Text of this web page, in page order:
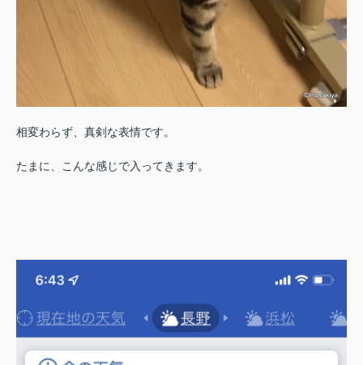
相変わらず、真剣な表情です。
たまに、こんな感じで入ってきます。